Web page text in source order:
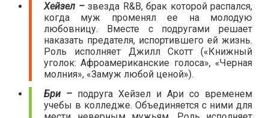
Хейзел – звезда R&B, брак которой распался,
когда муж променял ее на молодую
любовницу. Вместе с подругами решает
наказать предателя, испортившего ей жизнь.
Роль исполняет Джилл Скотт («Книжный
уголок: Афроамериканские голоса», «Черная
молния», «Замуж любой ценой»).
Бри – подруга Хейзел и Ари со временем
учебы в колледже. Объединяется с ними для